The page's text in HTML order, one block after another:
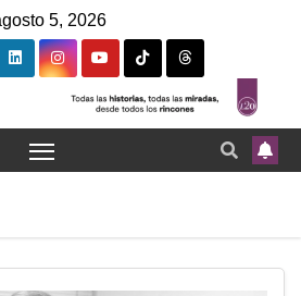
5, 2026